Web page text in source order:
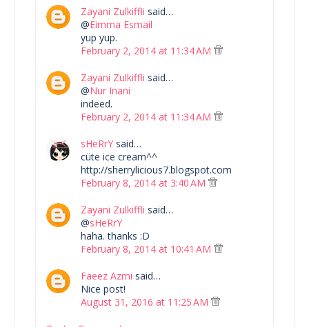
Zayani Zulkiffli said…
@Eimma Esmail
yup yup.
February 2, 2014 at 11:34 AM
Zayani Zulkiffli said…
@Nur Inani
indeed.
February 2, 2014 at 11:34 AM
sHeRrY said…
cüte ice cream^^
http://sherrylicious7.blogspot.com
February 8, 2014 at 3:40 AM
Zayani Zulkiffli said…
@sHeRrY
haha. thanks :D
February 8, 2014 at 10:41 AM
Faeez Azmi said…
Nice post!
August 31, 2016 at 11:25 AM